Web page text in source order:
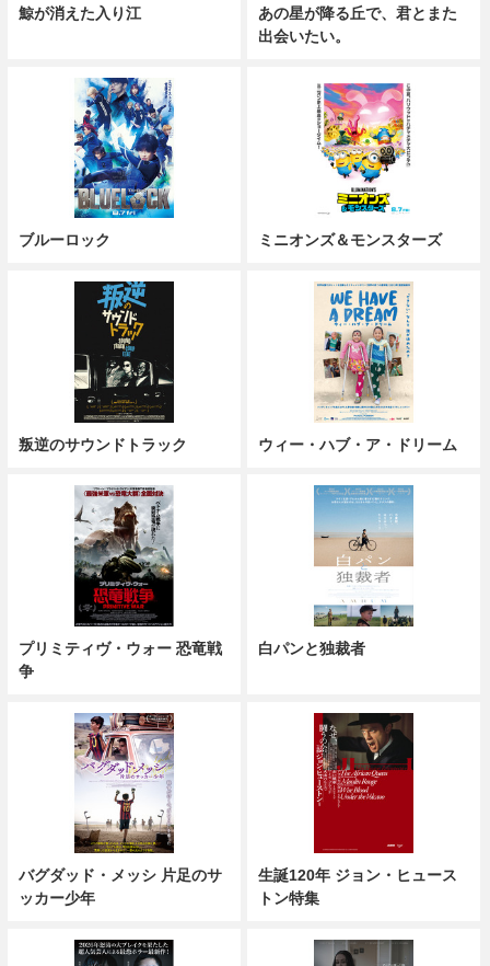
鯨が消えた入り江
あの星が降る丘で、君とまた
出会いたい。
ブルーロック ミニオンズ＆モンスターズ
叛逆のサウンドトラック ウィー・ハブ・ア・ドリーム
プリミティヴ・ウォー 恐竜戦
争
白パンと独裁者
バグダッド・メッシ 片足のサ
ッカー少年
生誕120年 ジョン・ヒュース
トン特集